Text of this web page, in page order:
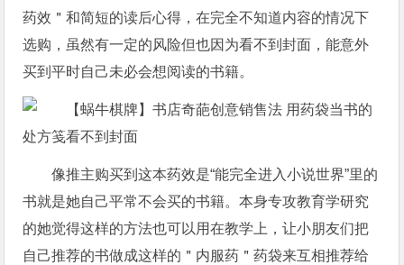
药效＂和简短的读后心得，在完全不知道内容的情况下
选购，虽然有一定的风险但也因为看不到封面，能意外
买到平时自己未必会想阅读的书籍。
像推主购买到这本药效是“能完全进入小说世界”里的
书就是她自己平常不会买的书籍。本身专攻教育学研究
的她觉得这样的方法也可以用在教学上，让小朋友们把
自己推荐的书做成这样的＂内服药＂药袋来互相推荐给